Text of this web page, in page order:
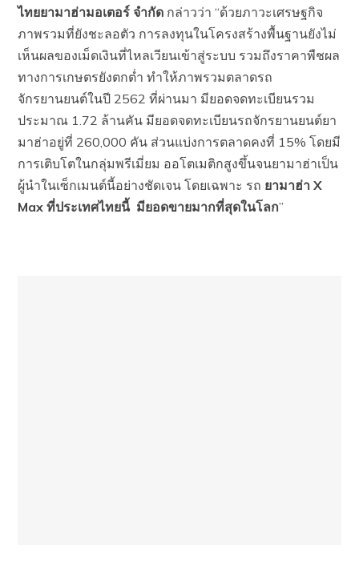
ไทยยามาฮ่ามอเตอร์ จำกัด กล่าวว่า “ด้วยภาวะเศรษฐกิจ
ภาพรวมที่ยังชะลอตัว การลงทุนในโครงสร้างพื้นฐานยังไม่
เห็นผลของเม็ดเงินที่ไหลเวียนเข้าสู่ระบบ รวมถึงราคาพืชผล
ทางการเกษตรยังตกต่ำ ทำให้ภาพรวมตลาดรถ
จักรยานยนต์ในปี 2562 ที่ผ่านมา มียอดจดทะเบียนรวม
ประมาณ 1.72 ล้านคัน มียอดจดทะเบียนรถจักรยานยนต์ยา
มาฮ่าอยู่ที่ 260,000 คัน ส่วนแบ่งการตลาดคงที่ 15% โดยมี
การเติบโตในกลุ่มพรีเมี่ยม ออโตเมติกสูงขึ้นจนยามาฮ่าเป็น
ผู้นำในเซ็กเมนต์นี้อย่างชัดเจน โดยเฉพาะ รถ ยามาฮ่าX
Maxที่ประเทศไทยนี้ มียอดขายมากที่สุดในโลก”